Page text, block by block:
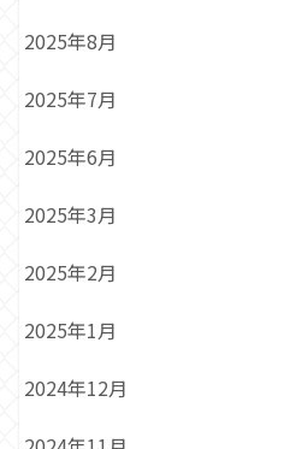
2025年8月
2025年7月
2025年6月
2025年3月
2025年2月
2025年1月
2024年12月